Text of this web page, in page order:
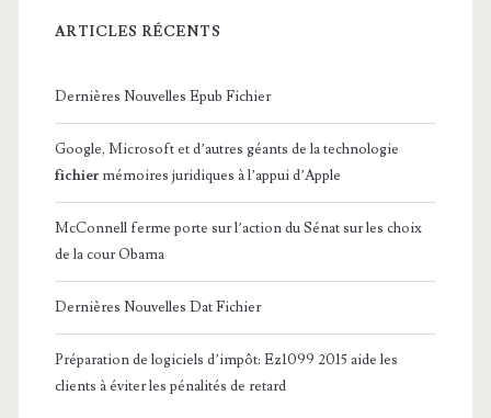
ARTICLES RÉCENTS
Dernières Nouvelles Epub Fichier
Google, Microsoft et d’autres géants de la technologie
fichier mémoires juridiques à l’appui d’Apple
McConnell ferme porte sur l’action du Sénat sur les choix
de la cour Obama
Dernières Nouvelles Dat Fichier
Préparation de logiciels d’impôt: Ez1099 2015 aide les
clients à éviter les pénalités de retard